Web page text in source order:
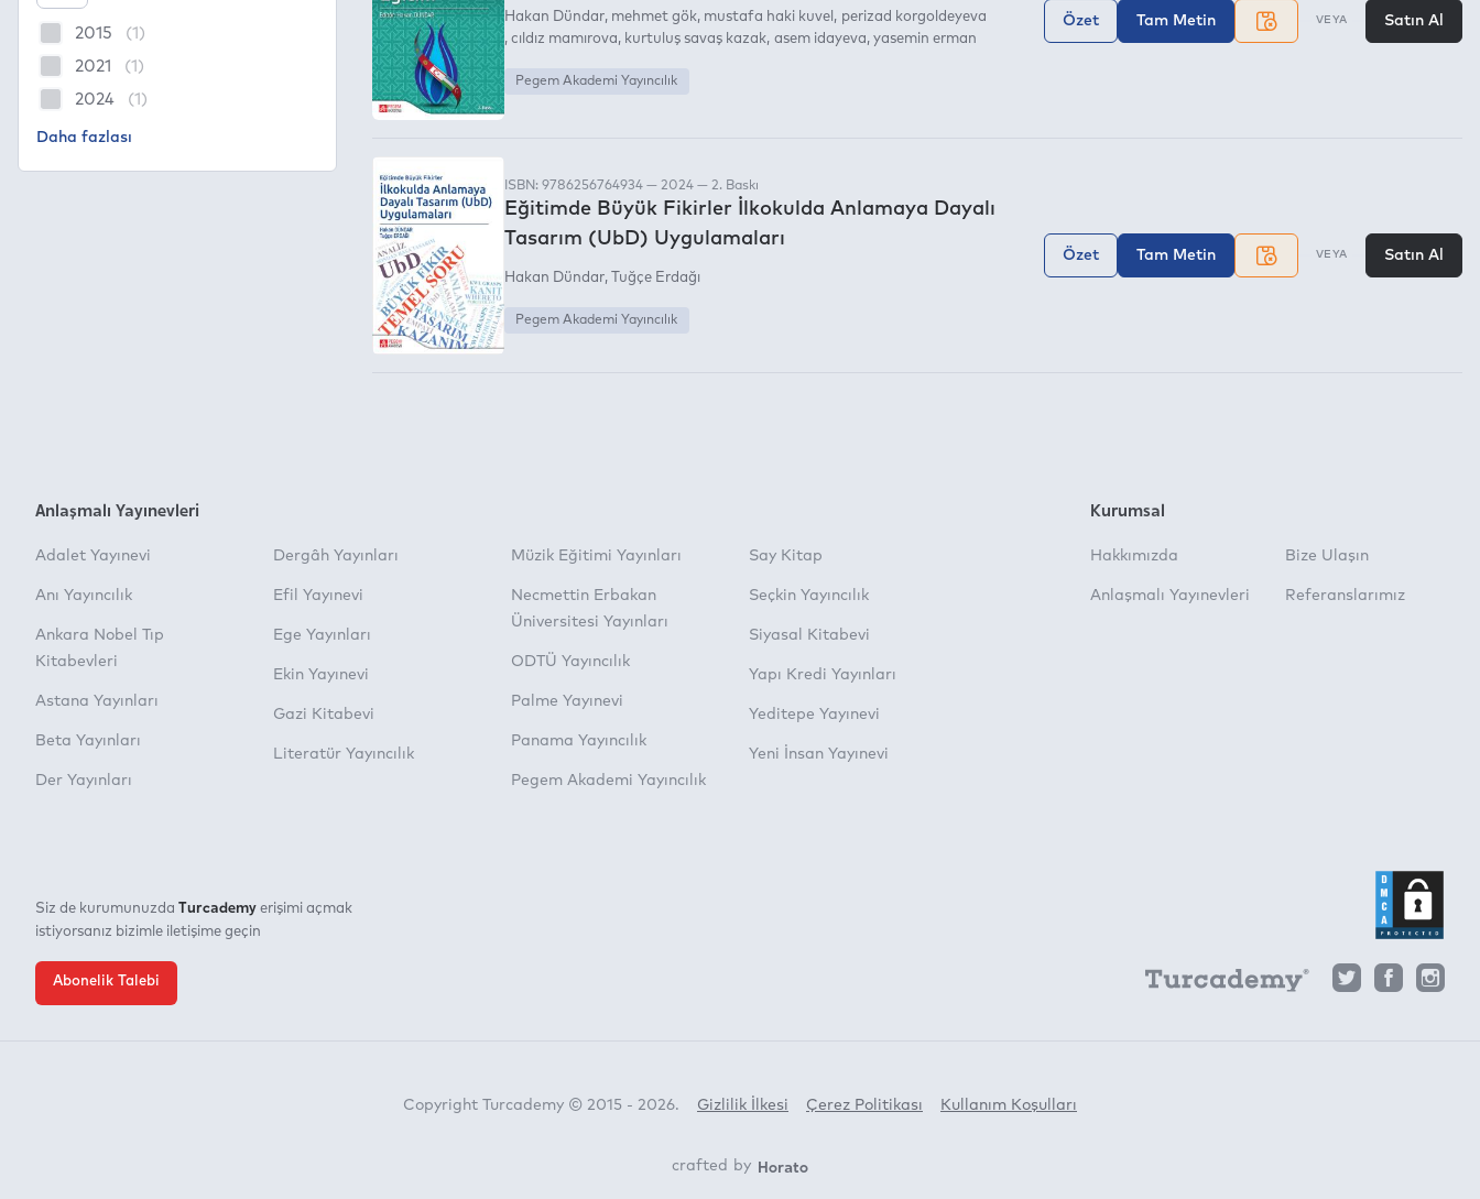
Hakan Dündar mehmet gök mustafa haki kuvel
perizad korgoldeyeva
cıldız mamırova
kurtuluş savaş kazak asem idayeva yasemin erman
Pegem Akademi Yayıncılık
Özet Tam Metin VEYA Satın Al
ISBN: 9786256764934 — 2024 — 2. Baskı
Eğitimde Büyük Fikirler İlkokulda Anlamaya Dayalı
Tasarım (UbD) Uygulamaları
Hakan Dündar Tuğçe Erdağı
Pegem Akademi Yayıncılık
Özet Tam Metin VEYA Satın Al
2015
(1)
2021
(1)
2024
(1)
Anlaşmalı Yayınevleri
Adalet Yayınevi
Anı Yayıncılık
Ankara Nobel Tıp
Kitabevleri
Astana Yayınları
Beta Yayınları
Der Yayınları
Dergâh Yayınları
Efil Yayınevi
Ege Yayınları
Ekin Yayınevi
Gazi Kitabevi
Literatür Yayıncılık
Müzik Eğitimi Yayınları
Necmettin Erbakan
Üniversitesi Yayınları
ODTÜ Yayıncılık
Palme Yayınevi
Panama Yayıncılık
Pegem Akademi Yayıncılık
Say Kitap
Seçkin Yayıncılık
Siyasal Kitabevi
Yapı Kredi Yayınları
Yeditepe Yayınevi
Yeni İnsan Yayınevi
Kurumsal
Hakkımızda
Anlaşmalı Yayınevleri
Bize Ulaşın
Referanslarımız
Siz de kurumunuzda Turcademy erişimi açmak
istiyorsanız bizimle iletişime geçin
Abonelik Talebi
Copyright Turcademy © 2015 - 2026. Gizlilik İlkesi Çerez Politikası Kullanım Koşulları
crafted by Horato